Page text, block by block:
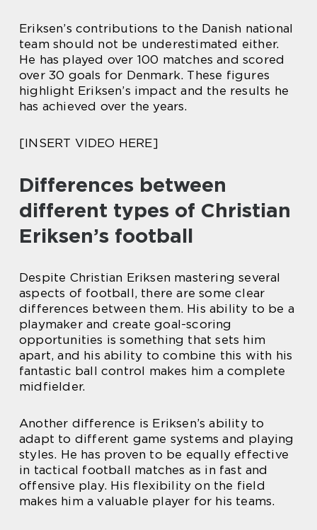
Eriksen’s contributions to the Danish national
team should not be underestimated either.
He has played over 100 matches and scored
over 30 goals for Denmark. These figures
highlight Eriksen’s impact and the results he
has achieved over the years.
[INSERT VIDEO HERE]
Differences between
different types of Christian
Eriksen’s football
Despite Christian Eriksen mastering several
aspects of football, there are some clear
differences between them. His ability to be a
playmaker and create goal-scoring
opportunities is something that sets him
apart, and his ability to combine this with his
fantastic ball control makes him a complete
midfielder.
Another difference is Eriksen’s ability to
adapt to different game systems and playing
styles. He has proven to be equally effective
in tactical football matches as in fast and
offensive play. His flexibility on the field
makes him a valuable player for his teams.